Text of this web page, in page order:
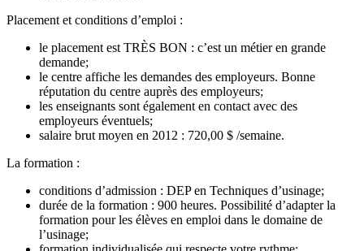
Placement et conditions d’emploi :
le placement est TRÈS BON : c’est un métier en grande
demande;
le centre affiche les demandes des employeurs. Bonne
réputation du centre auprès des employeurs;
les enseignants sont également en contact avec des
employeurs éventuels;
salaire brut moyen en 2012 : 720,00 $ /semaine.
La formation :
conditions d’admission : DEP en Techniques d’usinage;
durée de la formation : 900 heures. Possibilité d’adapter la
formation pour les élèves en emploi dans le domaine de
l’usinage;